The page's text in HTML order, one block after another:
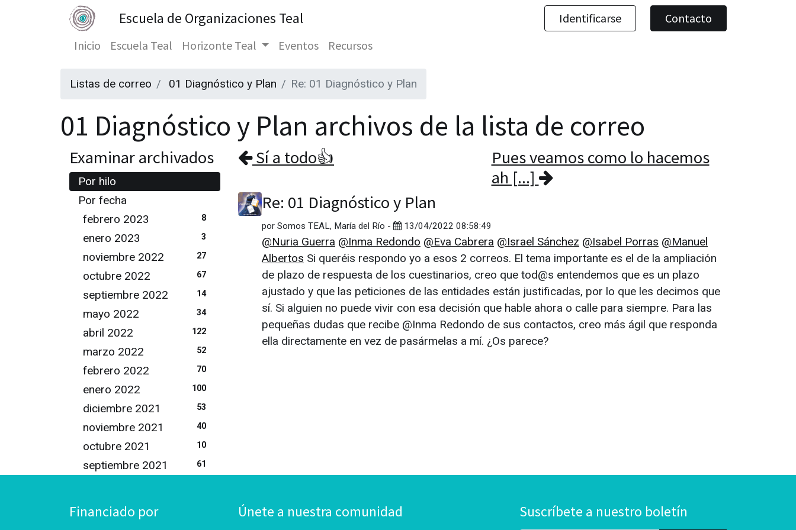
Escuela de Organizaciones Teal Identificarse
Contacto
Inicio
Escuela Teal Horizonte Teal Eventos Recursos
Listas de correo 01 Diagnóstico y Plan Re: 01 Diagnóstico y Plan
01 Diagnóstico y Plan archivos de la lista de correo
Examinar archivados
Por hilo
Por fecha
febrero 2023
8
enero 2023 3
noviembre 2022 27
octubre 2022 67
septiembre 2022 14
mayo 2022 34
abril 2022 122
marzo 2022 52
febrero 2022 70
enero 2022 100
diciembre 2021 53
noviembre 2021 40
octubre 2021 10
septiembre 2021 61
Sí a todo👍
Pues veamos como lo hacemos
ah [...]
Re: 01 Diagnóstico y Plan
por Somos TEAL, María del Río - 13/04/2022 08:58:49
@Nuria Guerra @Inma Redondo @Eva Cabrera @Israel Sánchez @Isabel Porras @Manuel
Albertos Si queréis respondo yo a esos 2 correos. El tema importante es el de la ampliación
de plazo de respuesta de los cuestinarios, creo que tod@s entendemos que es un plazo
ajustado y que las peticiones de las entidades están justificadas, por lo que les decimos que
sí. Si alguien no puede vivir con esa decisión que hable ahora o calle para siempre. Para las
pequeñas dudas que recibe @Inma Redondo de sus contactos, creo más ágil que responda
ella directamente en vez de pasármelas a mí. ¿Os parece?
Financiado por Únete a nuestra comunidad Suscríbete a nuestro boletín